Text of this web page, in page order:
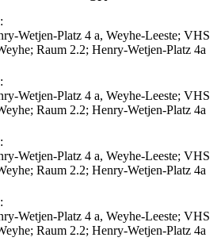
Wetjen-Platz 4 a, Weyhe-Leeste; VHS
Raum 2.2; Henry-Wetjen-Platz 4a
Wetjen-Platz 4 a, Weyhe-Leeste; VHS
Raum 2.2; Henry-Wetjen-Platz 4a
Wetjen-Platz 4 a, Weyhe-Leeste; VHS
Raum 2.2; Henry-Wetjen-Platz 4a
Wetjen-Platz 4 a, Weyhe-Leeste; VHS
Raum 2.2; Henry-Wetjen-Platz 4a